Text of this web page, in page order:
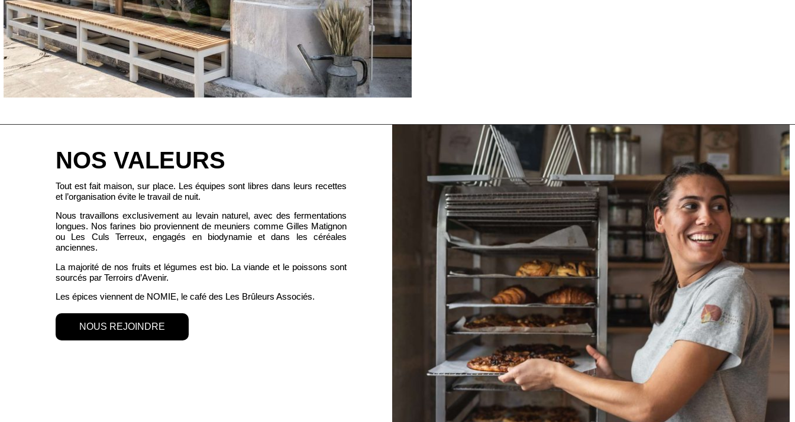
NOS VALEURS
Tout est fait maison, sur place. Les équipes sont libres dans leurs recettes
et l’organisation évite le travail de nuit.
Nous travaillons exclusivement au levain naturel, avec des fermentations
longues. Nos farines bio proviennent de meuniers comme Gilles Matignon
ou Les Culs Terreux, engagés en biodynamie et dans les céréales
anciennes.
La majorité de nos fruits et légumes est bio. La viande et le poissons sont
sourcés par Terroirs d’Avenir.
Les épices viennent de NOMIE, le café des Les Brûleurs Associés.
NOUS REJOINDRE